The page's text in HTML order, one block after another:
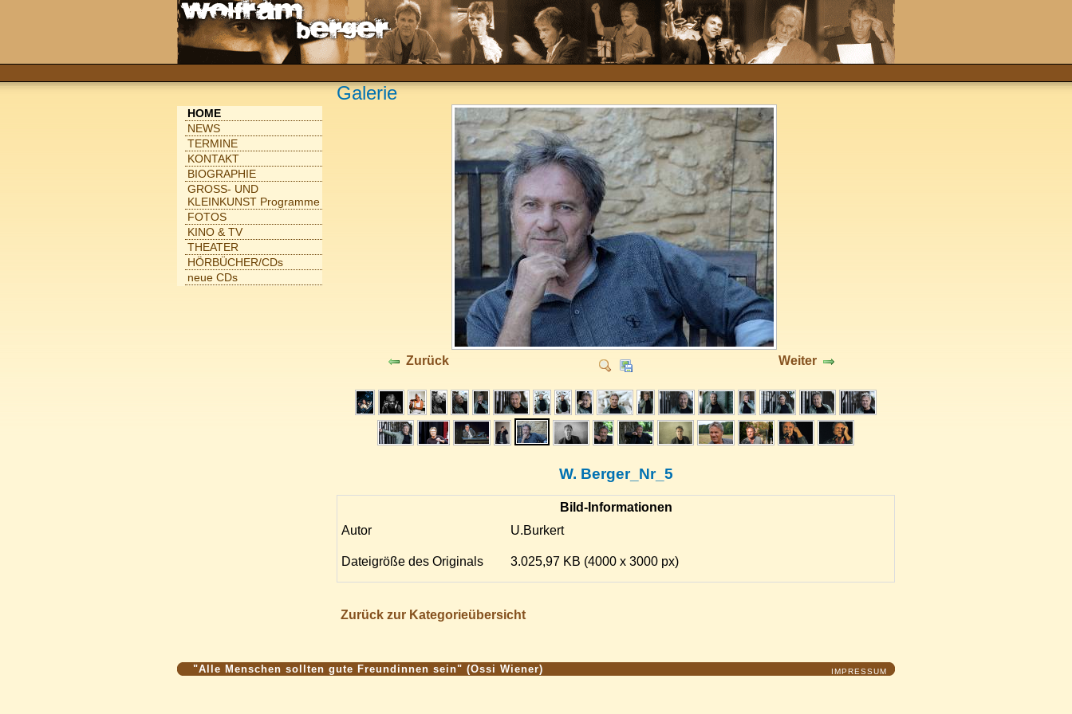
HOME
NEWS
TERMINE
KONTAKT
BIOGRAPHIE
GROSS- UND
KLEINKUNST Programme
FOTOS
KINO & TV
THEATER
HÖRBÜCHER/CDs
neue CDs
Galerie
Zurück Weiter
W. Berger_Nr_5
Bild-Informationen
Autor
U.Burkert
Dateigröße des Originals 3.025,97 KB (4000 x 3000 px)
Zurück zur Kategorieübersicht
"Alle Menschen sollten gute Freundinnen sein" (Ossi Wiener) IMPRESSUM